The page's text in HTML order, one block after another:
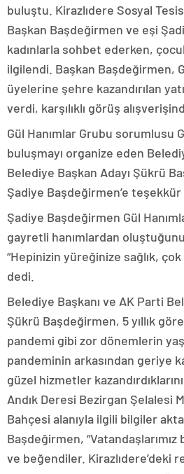
buluştu. Kirazlıdere Sosyal
Başkan Başdeğirmen ve eşi
kadınlarla sohbet ederken,
ilgilendi. Başkan Başdeğirmen,
üyelerine şehre kazandırılan
verdi, karşılıklı görüş
Gül Hanımlar Grubu sorumlusu
buluşmayı organize eden
Belediye Başkan Adayı Şükrü
Şadiye Başdeğirmen’e teşekkür
Şadiye Başdeğirmen Gül
gayretli hanımlardan
“Hepinizin yüreğinize sağlık,
dedi.
Belediye Başkanı ve AK Parti
Şükrü Başdeğirmen, 5 yıllık
pandemi gibi zor dönemlerin
pandeminin arkasından geriye
güzel hizmetler
Andık Deresi Bezirgan Şelalesi
Bahçesi alanıyla ilgili bilgiler
Başdeğirmen,
ve beğendiler. Kirazlıdere’deki